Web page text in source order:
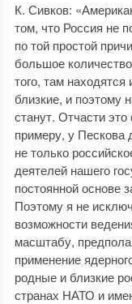
К. Сивков:
том, что Россия не
по той простой
большое
того, там
близкие, и поэтому
станут. Отчасти
примеру, у Пескова
не только
деятелей нашего
постоянной основе
Поэтому я не
возможности
масштабу,
применение
родные и близкие
странах НАТО и